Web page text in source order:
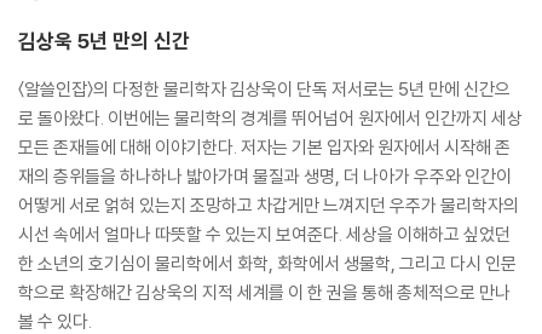
김상욱 5년 만의 신간
〈알쓸인잡〉의 다정한 물리학자 김상욱이 단독 저서로는 5년 만에 신간으
로 돌아왔다. 이번에는 물리학의 경계를 뛰어넘어 원자에서 인간까지 세상
모든 존재들에 대해 이야기한다. 저자는 기본 입자와 원자에서 시작해 존
재의 층위들을 하나하나 밟아가며 물질과 생명, 더 나아가 우주와 인간이
어떻게 서로 얽혀 있는지 조망하고 차갑게만 느껴지던 우주가 물리학자의
시선 속에서 얼마나 따뜻할 수 있는지 보여준다. 세상을 이해하고 싶었던
한 소년의 호기심이 물리학에서 화학, 화학에서 생물학, 그리고 다시 인문
학으로 확장해간 김상욱의 지적 세계를 이 한 권을 통해 총체적으로 만나
볼 수 있다.